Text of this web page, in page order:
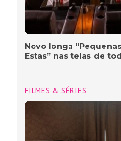
Novo longa
Estas” nas telas de
FILMES & SÉRIES